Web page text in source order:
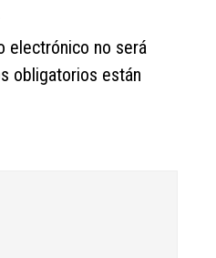
electrónico no será
obligatorios están